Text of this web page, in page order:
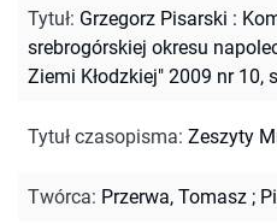
Tytuł: Grzegorz Pisarski :
srebrogórskiej okresu
Ziemi Kłodzkiej" 2009 nr 10,
Tytuł czasopisma: Zeszyty
Twórca: Przerwa, Tomasz ;